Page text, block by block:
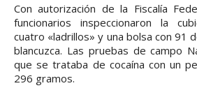
Con autorización de la Fiscalía
funcionarios inspeccionaron la
cuatro «ladrillos» y una bolsa con 91
blancuzca. Las pruebas de campo
que se trataba de cocaína con un
296 gramos.